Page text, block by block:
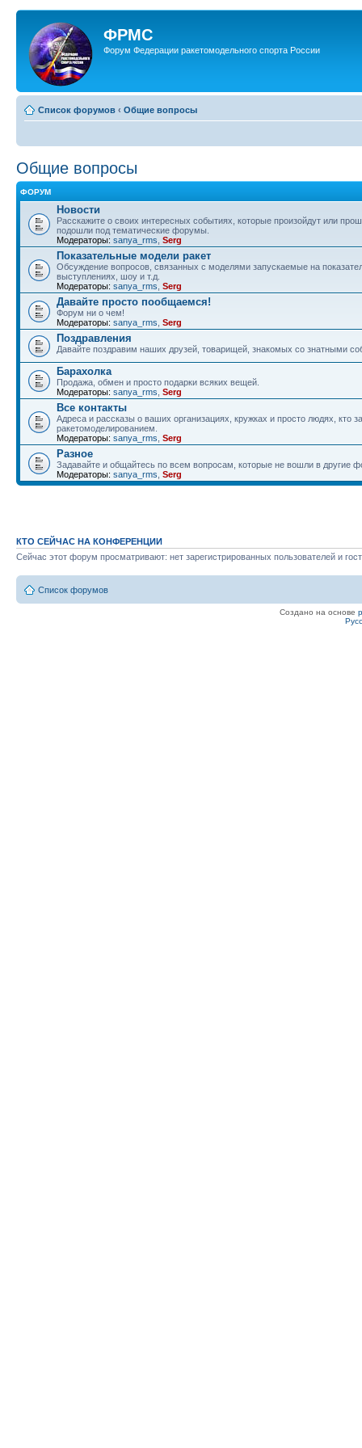
ФРМС
Форум Федерации ракетомодельного спорта России
Список форумов ‹ Общие вопросы
Общие вопросы
ФОРУМ
Новости
Расскажите о своих интересных событиях, которые произойдут или
подошли под тематические форумы.
Модераторы: sanya_rms Serg
Показательные модели ракет
Обсуждение вопросов, связанных с моделями запускаемые на
выступлениях, шоу и т.д.
Модераторы: sanya_rms Serg
Давайте просто пообщаемся!
Форум ни о чем!
Модераторы: sanya_rms Serg
Поздравления
Давайте поздравим наших друзей, товарищей, знакомых со знатными
Барахолка
Продажа, обмен и просто подарки всяких вещей.
Модераторы: sanya_rms Serg
Все контакты
Адреса и рассказы о ваших организациях, кружках и просто людях, кто
ракетомоделированием.
Модераторы: sanya_rms Serg
Разное
Задавайте и общайтесь по всем вопросам, которые не вошли в другие
Модераторы: sanya_rms Serg
КТО СЕЙЧАС НА КОНФЕРЕНЦИИ
Сейчас этот форум просматривают: нет зарегистрированных пользователей и
Список форумов
Создано на основе